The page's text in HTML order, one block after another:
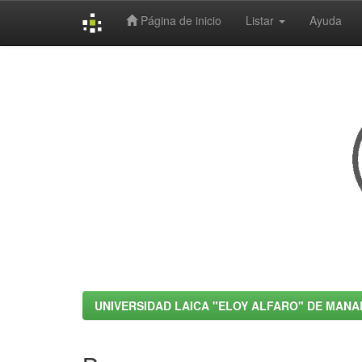
Página de inicio Listar Ayuda
UNIVERSIDAD LAICA "ELOY ALFARO" DE